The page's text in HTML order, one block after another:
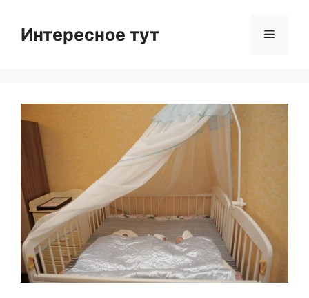
contentИнтересное тут Menu